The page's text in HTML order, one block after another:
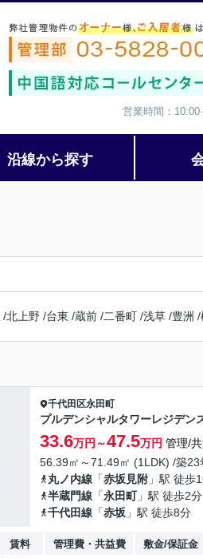
営業時間：
沿線から探す
/北上野 /台東 /蔵前 /二番町 /浅草 /豊洲 /
千代田区永田町
プルデンシャルタワーレジデン
33.6万円～47.5万円 管理/
56.39㎡～71.49㎡ (1LDK) /築23
丸ノ内線 「赤坂見附 」駅 徒歩
半蔵門線 「永田町」駅 徒歩2分
千代田線 「赤坂 」駅 徒歩8分
賃料 管理費・共益費 敷金/保証金